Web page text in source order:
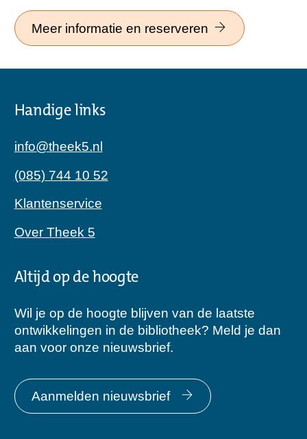
Meer informatie en reserveren
Handige links
info@theek5.nl
(085) 744 10 52
Klantenservice
Over Theek 5
Altijd op de hoogte
Wil je op de hoogte blijven van de laatste
ontwikkelingen in de bibliotheek? Meld je dan
aan voor onze nieuwsbrief.
Aanmelden nieuwsbrief